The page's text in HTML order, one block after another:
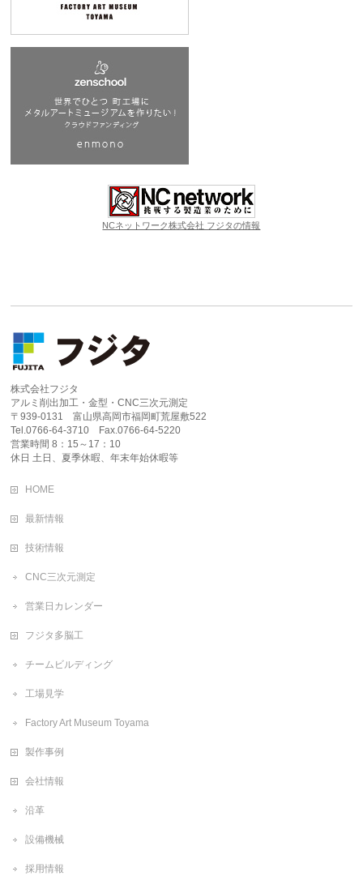
NCネットワーク株式会社 フジタの情報
株式会社フジタ
アルミ削出加工・金型・CNC三次元測定
〒939-0131 富山県高岡市福岡町荒屋敷522
Tel.0766-64-3710 Fax.0766-64-5220
営業時間 8：15～17：10
休日 土日、夏季休暇、年末年始休暇等
HOME
最新情報
技術情報
CNC三次元測定
営業日カレンダー
フジタ多脳工
チームビルディング
工場見学
Factory Art Museum Toyama
製作事例
会社情報
沿革
設備機械
採用情報